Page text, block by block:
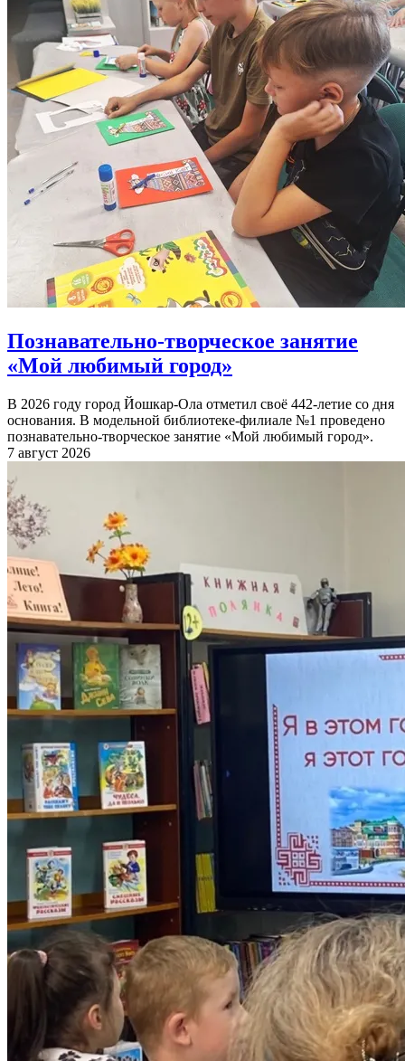
Познавательно-творческое занятие
«Мой любимый город»
В 2026 году город Йошкар-Ола отметил своё 442-летие со дня
основания. В модельной библиотеке-филиале №1 проведено
познавательно-творческое занятие «Мой любимый город».
7 август 2026